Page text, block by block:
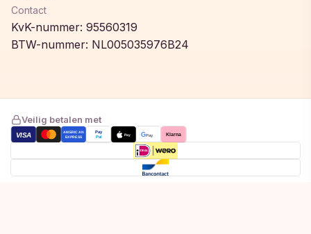
Contact
KvK-nummer: 95560319
BTW-nummer: NL005035976B24
Veilig betalen met
VISA
AMERICAN
EXPRESS
Pay
Pal Pay GPay Klarna